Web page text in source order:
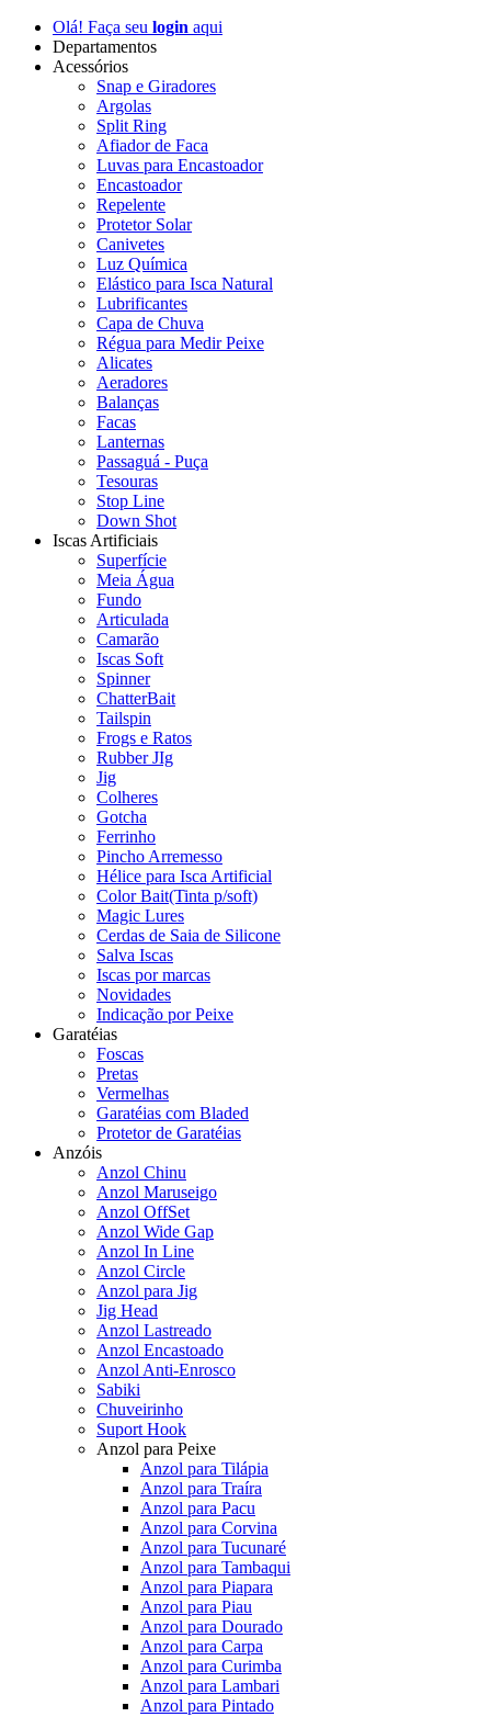
Olá! Faça seu login aqui
Departamentos
Acessórios
Snap e Giradores
Argolas
Split Ring
Afiador de Faca
Luvas para Encastoador
Encastoador
Repelente
Protetor Solar
Canivetes
Luz Química
Elástico para Isca Natural
Lubrificantes
Capa de Chuva
Régua para Medir Peixe
Alicates
Aeradores
Balanças
Facas
Lanternas
Passaguá - Puça
Tesouras
Stop Line
Down Shot
Iscas Artificiais
Superfície
Meia Água
Fundo
Articulada
Camarão
Iscas Soft
Spinner
ChatterBait
Tailspin
Frogs e Ratos
Rubber JIg
Jig
Colheres
Gotcha
Ferrinho
Pincho Arremesso
Hélice para Isca Artificial
Color Bait(Tinta p/soft)
Magic Lures
Cerdas de Saia de Silicone
Salva Iscas
Iscas por marcas
Novidades
Indicação por Peixe
Garatéias
Foscas
Pretas
Vermelhas
Garatéias com Bladed
Protetor de Garatéias
Anzóis
Anzol Chinu
Anzol Maruseigo
Anzol OffSet
Anzol Wide Gap
Anzol In Line
Anzol Circle
Anzol para Jig
Jig Head
Anzol Lastreado
Anzol Encastoado
Anzol Anti-Enrosco
Sabiki
Chuveirinho
Suport Hook
Anzol para Peixe
Anzol para Tilápia
Anzol para Traíra
Anzol para Pacu
Anzol para Corvina
Anzol para Tucunaré
Anzol para Tambaqui
Anzol para Piapara
Anzol para Piau
Anzol para Dourado
Anzol para Carpa
Anzol para Curimba
Anzol para Lambari
Anzol para Pintado